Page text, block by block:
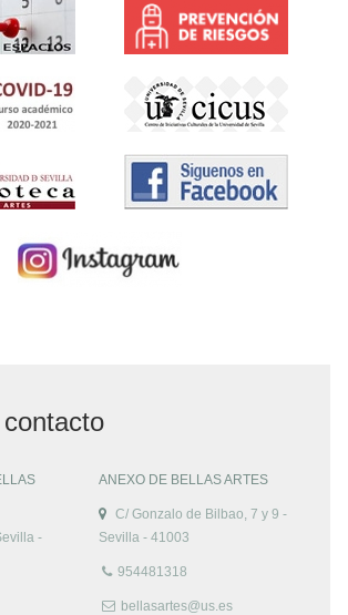
-
ANEXO DE BELLAS ARTES
C/ Gonzalo de Bilbao, 7 y 9 -
Sevilla - 41003
954481318
bellasartes@us.es